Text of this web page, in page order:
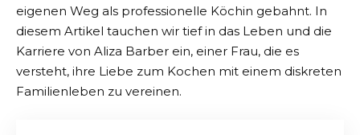
eigenen Weg als professionelle Köchin gebahnt. In
diesem Artikel tauchen wir tief in das Leben und die
Karriere von Aliza Barber ein, einer Frau, die es
versteht, ihre Liebe zum Kochen mit einem diskreten
Familienleben zu vereinen.